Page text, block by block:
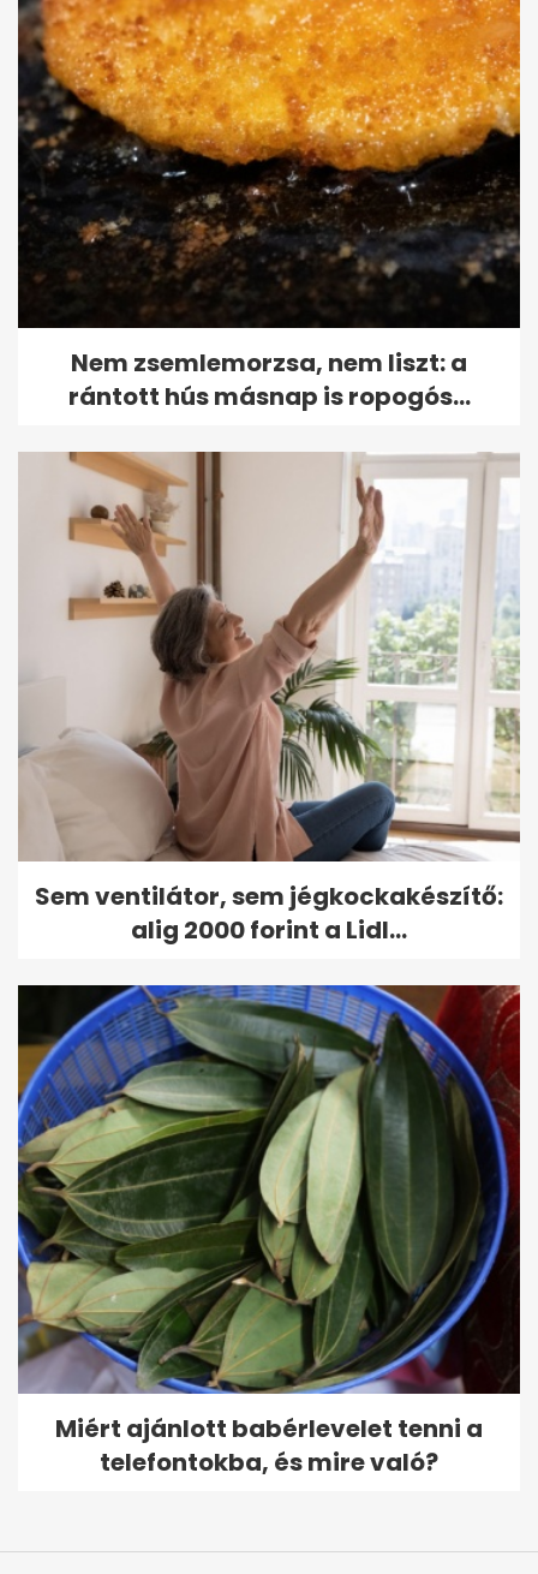
Nem zsemlemorzsa, nem liszt: a
rántott hús másnap is ropogós...
Sem ventilátor, sem jégkockakészítő:
alig 2000 forint a Lidl...
Miért ajánlott babérlevelet tenni a
telefontokba, és mire való?